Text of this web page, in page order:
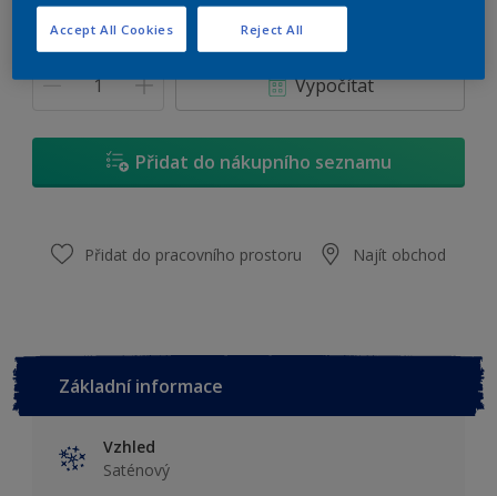
Množství Kalkulačka pro výpočet barvy
Vypočítat
Přidat do nákupního seznamu
Přidat do pracovního prostoru Najít obchod
Základní informace
Vzhled
Saténový
Reject All
Accept All Cookies